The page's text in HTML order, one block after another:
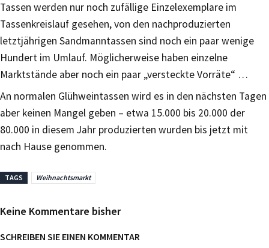
Tassen werden nur noch zufällige Einzelexemplare im
Tassenkreislauf gesehen, von den nachproduzierten
letztjährigen Sandmanntassen sind noch ein paar wenige
Hundert im Umlauf. Möglicherweise haben einzelne
Marktstände aber noch ein paar „versteckte Vorräte“ …
An normalen Glühweintassen wird es in den nächsten Tagen
aber keinen Mangel geben – etwa 15.000 bis 20.000 der
80.000 in diesem Jahr produzierten wurden bis jetzt mit
nach Hause genommen.
TAGS Weihnachtsmarkt
Keine Kommentare bisher
SCHREIBEN SIE EINEN KOMMENTAR